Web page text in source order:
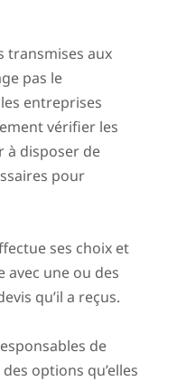
transmises aux
pas le
entreprises
vérifier les
à disposer de
pour
ses choix et
avec une ou des
qu’il a reçus.
de
options qu’elles